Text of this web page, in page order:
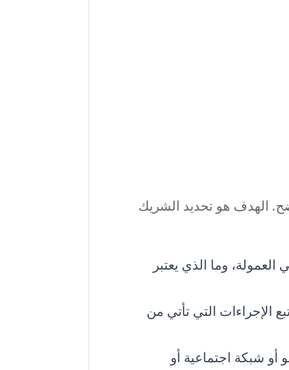
الهدف هو تحديد الشريك
وما الذي يعتبر
الإجراءات التي تأتي من
أو شبكة اجتماعية أو